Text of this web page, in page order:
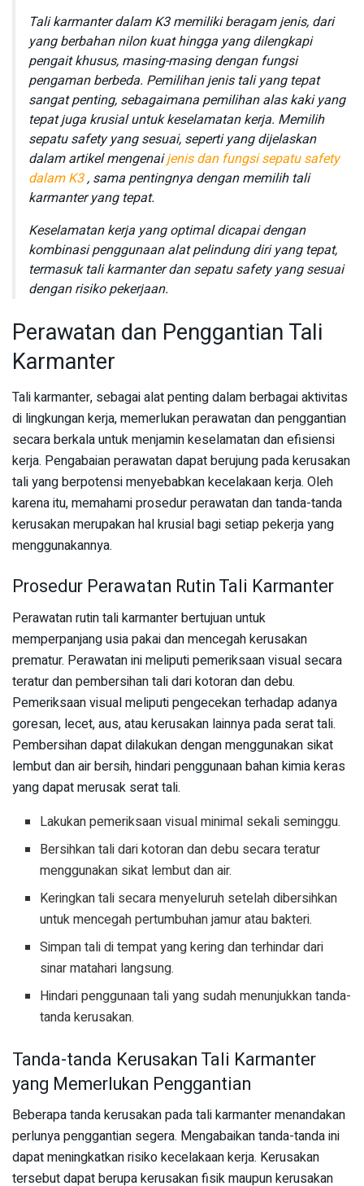
Tali karmanter dalam K3 memiliki beragam jenis, dari
yang berbahan nilon kuat hingga yang dilengkapi
pengait khusus, masing-masing dengan fungsi
pengaman berbeda. Pemilihan jenis tali yang tepat
sangat penting, sebagaimana pemilihan alas kaki yang
tepat juga krusial untuk keselamatan kerja. Memilih
sepatu safety yang sesuai, seperti yang dijelaskan
dalam artikel mengenaijenis dan fungsi sepatu safety
dalam K3, sama pentingnya dengan memilih tali
karmanter yang tepat.
Keselamatan kerja yang optimal dicapai dengan
kombinasi penggunaan alat pelindung diri yang tepat,
termasuk tali karmanter dan sepatu safety yang sesuai
dengan risiko pekerjaan.
Perawatan dan Penggantian Tali
Karmanter
Tali karmanter, sebagai alat penting dalam berbagai aktivitas
di lingkungan kerja, memerlukan perawatan dan penggantian
secara berkala untuk menjamin keselamatan dan efisiensi
kerja. Pengabaian perawatan dapat berujung pada kerusakan
tali yang berpotensi menyebabkan kecelakaan kerja. Oleh
karena itu, memahami prosedur perawatan dan tanda-tanda
kerusakan merupakan hal krusial bagi setiap pekerja yang
menggunakannya.
Prosedur Perawatan Rutin Tali Karmanter
Perawatan rutin tali karmanter bertujuan untuk
memperpanjang usia pakai dan mencegah kerusakan
prematur. Perawatan ini meliputi pemeriksaan visual secara
teratur dan pembersihan tali dari kotoran dan debu.
Pemeriksaan visual meliputi pengecekan terhadap adanya
goresan, lecet, aus, atau kerusakan lainnya pada serat tali.
Pembersihan dapat dilakukan dengan menggunakan sikat
lembut dan air bersih, hindari penggunaan bahan kimia keras
yang dapat merusak serat tali.
Lakukan pemeriksaan visual minimal sekali seminggu.
Bersihkan tali dari kotoran dan debu secara teratur
menggunakan sikat lembut dan air.
Keringkan tali secara menyeluruh setelah dibersihkan
untuk mencegah pertumbuhan jamur atau bakteri.
Simpan tali di tempat yang kering dan terhindar dari
sinar matahari langsung.
Hindari penggunaan tali yang sudah menunjukkan tanda-
tanda kerusakan.
Tanda-tanda Kerusakan Tali Karmanter
yang Memerlukan Penggantian
Beberapa tanda kerusakan pada tali karmanter menandakan
perlunya penggantian segera. Mengabaikan tanda-tanda ini
dapat meningkatkan risiko kecelakaan kerja. Kerusakan
tersebut dapat berupa kerusakan fisik maupun kerusakan